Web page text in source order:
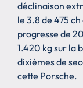
déclinaison
le 3.8 de 475
progresse de
1.420 kg sur la
dixièmes de
cette Porsche.